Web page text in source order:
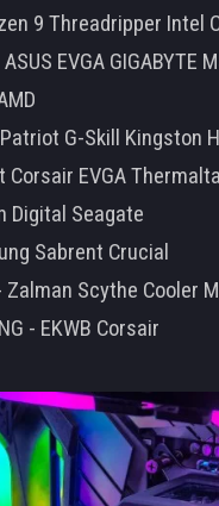
9 Threadripper Intel
EVGA GIGABYTE
G-Skill Kingston
Corsair EVGA
Digital Seagate
Sabrent Crucial
Zalman Scythe Cooler
- EKWB Corsair